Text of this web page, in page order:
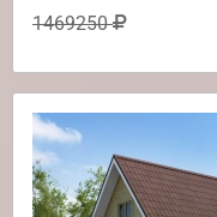
1469250